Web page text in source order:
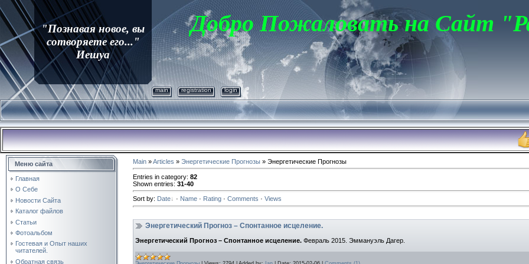
"Познавая новое, вы
сотворяете его..."
Иешуа
Добро Пожаловать на Сайт
main registration login
Меню сайта
Главная
О Себе
Новости Сайта
Каталог файлов
Статьи
Фотоальбом
Гостевая и Опыт наших
читателей.
Обратная связь
Main »Articles » Энергетические Прогнозы » Энергетические Прогнозы
Entries in category: 82
Shown entries: 31-40
Sort by: Date · Name · Rating · Comments · Views
Энергетический Прогноз – Спонтанное исцеление.
Энергетический Прогноз – Спонтанное исцеление. Февраль 2015. Эммануэль Дагер.